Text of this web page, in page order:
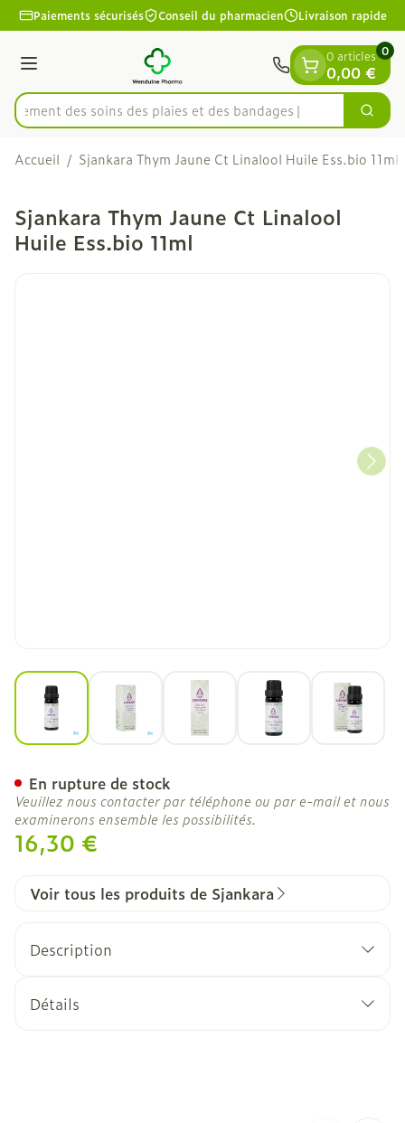
Aller au contenu
1 de 1
Paiements sécurisés Conseil du pharmacien Livraison rapide
Menu
Rechercherdes soins des plaies et des bandages
0 articles
0,00 €
0
Accueil / Sjankara Thym Jaune Ct Linalool Huile Ess.bio 11ml
Sjankara Thym Jaune Ct Linalool
Huile Ess.bio 11ml
View larger imageView larger imageView larger imageView larger image
View
16,30 €
En rupture de stock
Veuillez nous contacter par téléphone ou par e-mail et nous
examinerons ensemble les possibilités.
Voir tous les produits de Sjankara
Description
Détails